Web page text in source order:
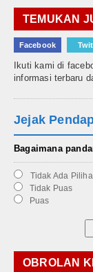
TEMUKAN
Facebook
Ikuti kami di
informasi terbaru
Jejak
Bagaimana
Tidak Ada
Tidak Puas
Puas
OBROLAN